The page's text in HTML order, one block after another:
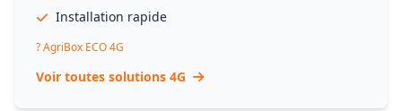
Installation rapide
? AgriBox ECO 4G
Voir toutes solutions 4G